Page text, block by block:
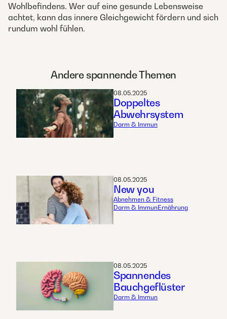
Wohlbefindens. Wer auf eine gesunde Lebensweise
achtet, kann das innere Gleichgewicht fördern und sich
rundum wohl fühlen.
Andere spannende Themen
08.05.2025
Doppeltes
Abwehrsystem
Darm & Immun
08.05.2025
New you
Abnehmen & Fitness
Darm & ImmunErnährung
08.05.2025
Spannendes
Bauchgeflüster
Darm & Immun